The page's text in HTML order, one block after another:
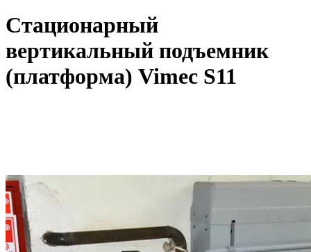
Стационарный
вертикальный подъемник
(платформа) Vimec S11